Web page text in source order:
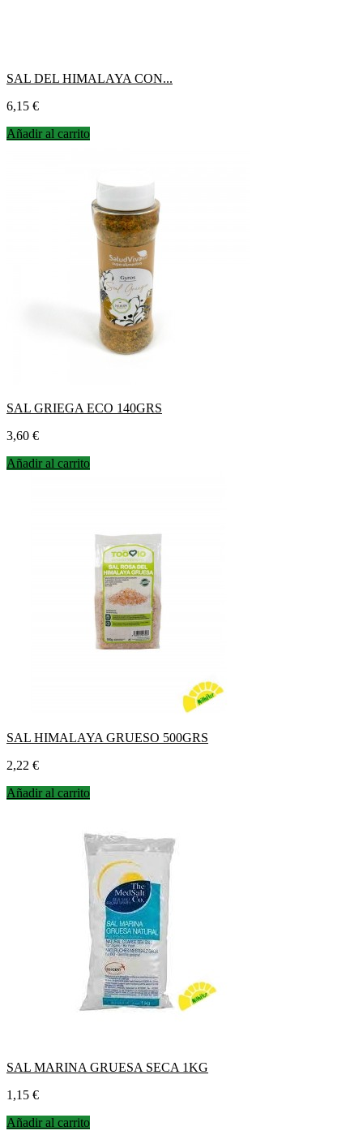
SAL DEL HIMALAYA CON...
Precio
6,15 €
Añadir al carrito
SAL GRIEGA ECO 140GRS
Precio
3,60 €
Añadir al carrito
SAL HIMALAYA GRUESO 500GRS
Precio
2,22 €
Añadir al carrito
SAL MARINA GRUESA SECA 1KG
Precio
1,15 €
Añadir al carrito